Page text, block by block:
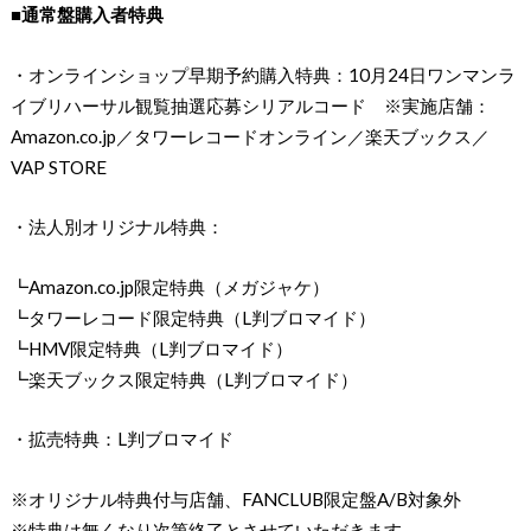
■通常盤購入者特典
・オンラインショップ早期予約購入特典：10月24日ワンマンラ
イブリハーサル観覧抽選応募シリアルコード ※実施店舗：
Amazon.co.jp／タワーレコードオンライン／楽天ブックス／
VAP STORE
・法人別オリジナル特典：
┗Amazon.co.jp限定特典（メガジャケ）
┗タワーレコード限定特典（L判ブロマイド）
┗HMV限定特典（L判ブロマイド）
┗楽天ブックス限定特典（L判ブロマイド）
・拡売特典：L判ブロマイド
※オリジナル特典付与店舗、FANCLUB限定盤A/B対象外